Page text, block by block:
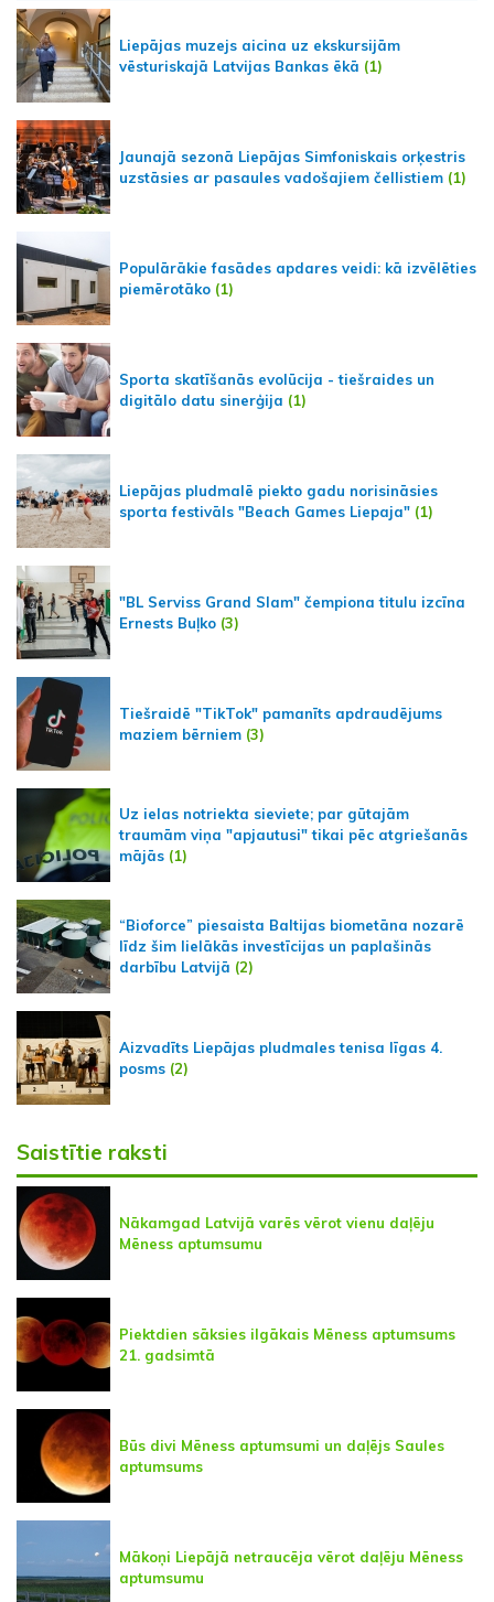
Liepājas muzejs aicina uz ekskursijām
vēsturiskajā Latvijas Bankas ēkā (1)
Jaunajā sezonā Liepājas Simfoniskais orķestris
uzstāsies ar pasaules vadošajiem čellistiem (1)
Populārākie fasādes apdares veidi: kā izvēlēties
piemērotāko (1)
Sporta skatīšanās evolūcija - tiešraides un
digitālo datu sinerģija (1)
Liepājas pludmalē piekto gadu norisināsies
sporta festivāls "Beach Games Liepaja" (1)
"BL Serviss Grand Slam" čempiona titulu izcīna
Ernests Buļko (3)
Tiešraidē "TikTok" pamanīts apdraudējums
maziem bērniem (3)
Uz ielas notriekta sieviete; par gūtajām
traumām viņa "apjautusi" tikai pēc atgriešanās
mājās (1)
“Bioforce” piesaista Baltijas biometāna nozarē
līdz šim lielākās investīcijas un paplašinās
darbību Latvijā (2)
Aizvadīts Liepājas pludmales tenisa līgas 4.
posms (2)
Saistītie raksti
Nākamgad Latvijā varēs vērot vienu daļēju
Mēness aptumsumu
Piektdien sāksies ilgākais Mēness aptumsums
21. gadsimtā
Būs divi Mēness aptumsumi un daļējs Saules
aptumsums
Mākoņi Liepājā netraucēja vērot daļēju Mēness
aptumsumu